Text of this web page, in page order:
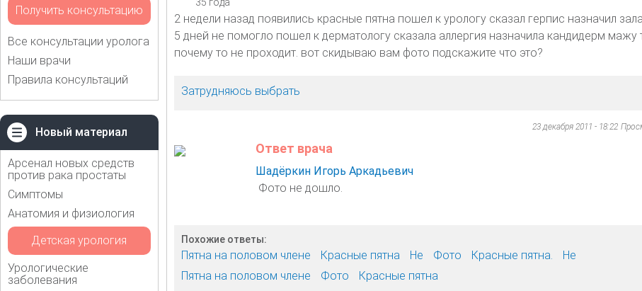
Получить консультацию
Все консультации уролога
Наши врачи
Правила консультаций
Новый материал
Арсенал новых средств
против рака простаты
Симптомы
Анатомия и физиология
Детская урология
Урологические
заболевания
2 недели назад появились красные пятна пошел к урологу сказал герпис назначил
5 дней не помогло пошел к дерматологу сказала аллергия назначила кандидерм мажу
почему то не проходит. вот скидываю вам фото подскажите что это?
Затрудняюсь выбрать
23 декабря 2011 - 18:22
Ответ врача
Шадёркин Игорь Аркадьевич
Фото не дошло.
Похожие ответы:
Пятна на половом члене Красные пятна Не Фото Красные пятна.
Не
Пятна на половом члене
Фото Красные пятна